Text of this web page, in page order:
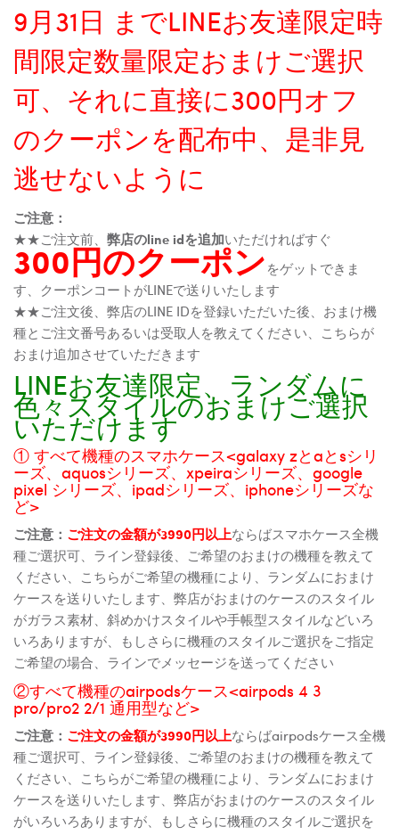
9月31日 までLINEお友達限定時
間限定数量限定おまけご選択
可、それに直接に300円オフ
のクーポンを配布中、是非見
逃せないように
ご注意：
★★ご注文前、 弊店のline idを追加いただければすぐ
300円のクーポンをゲットできま
す、クーポンコートがLINEで送りいたします
★★ご注文後、弊店のLINE IDを登録いただいた後、おまけ機
種とご注文番号あるいは受取人を教えてください、こちらが
おまけ追加させていただきます
LINEお友達限定、ランダムに
色々スタイルのおまけご選択
いただけます
① すべて機種のスマホケース<galaxy zとaとsシリ
ーズ、aquosシリーズ、xpeiraシリーズ、google
pixel シリーズ、ipadシリーズ、iphoneシリーズな
ど>
ご注意： ご注文の金額が3990円以上ならばスマホケース全機
種ご選択可、ライン登録後、ご希望のおまけの機種を教えて
ください、こちらがご希望の機種により、ランダムにおまけ
ケースを送りいたします、弊店がおまけのケースのスタイル
がガラス素材、斜めかけスタイルや手帳型スタイルなどいろ
いろありますが、もしさらに機種のスタイルご選択をご指定
ご希望の場合、ラインでメッセージを送ってください
②すべて機種のairpodsケース<airpods 4 3
pro/pro2 2/1 通用型など>
ご注意： ご注文の金額が3990円以上ならばairpodsケース全機
種ご選択可、ライン登録後、ご希望のおまけの機種を教えて
ください、こちらがご希望の機種により、ランダムにおまけ
ケースを送りいたします、弊店がおまけのケースのスタイル
がいろいろありますが、もしさらに機種のスタイルご選択を